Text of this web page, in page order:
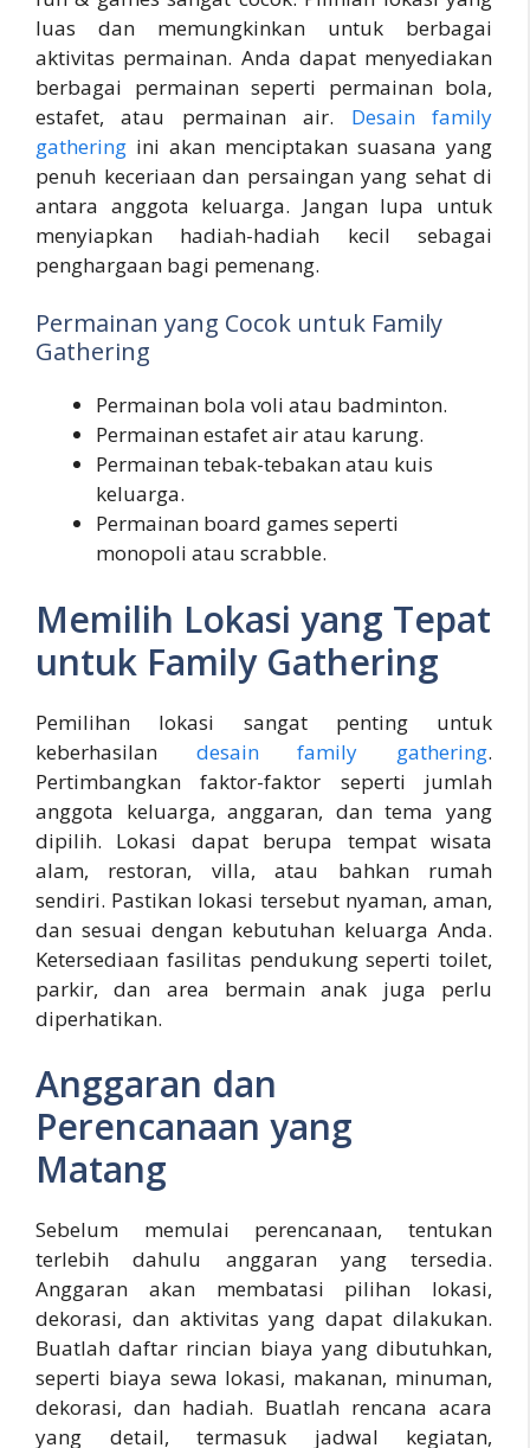
luas dan memungkinkan untuk berbagai
aktivitas permainan. Anda dapat menyediakan
berbagai permainan seperti permainan bola,
estafet, atau permainan air. Desain family
gathering ini akan menciptakan suasana yang
penuh keceriaan dan persaingan yang sehat di
antara anggota keluarga. Jangan lupa untuk
menyiapkan hadiah-hadiah kecil sebagai
penghargaan bagi pemenang.
Permainan yang Cocok untuk Family
Gathering
Permainan bola voli atau badminton.
Permainan estafet air atau karung.
Permainan tebak-tebakan atau kuis
keluarga.
Permainan board games seperti
monopoli atau scrabble.
Memilih Lokasi yang Tepat
untuk Family Gathering
Pemilihan lokasi sangat penting untuk
keberhasilan desain family gathering.
Pertimbangkan faktor-faktor seperti jumlah
anggota keluarga, anggaran, dan tema yang
dipilih. Lokasi dapat berupa tempat wisata
alam, restoran, villa, atau bahkan rumah
sendiri. Pastikan lokasi tersebut nyaman, aman,
dan sesuai dengan kebutuhan keluarga Anda.
Ketersediaan fasilitas pendukung seperti toilet,
parkir, dan area bermain anak juga perlu
diperhatikan.
Anggaran dan
Perencanaan yang
Matang
Sebelum memulai perencanaan, tentukan
terlebih dahulu anggaran yang tersedia.
Anggaran akan membatasi pilihan lokasi,
dekorasi, dan aktivitas yang dapat dilakukan.
Buatlah daftar rincian biaya yang dibutuhkan,
seperti biaya sewa lokasi, makanan, minuman,
dekorasi, dan hadiah. Buatlah rencana acara
yang detail, termasuk jadwal kegiatan,